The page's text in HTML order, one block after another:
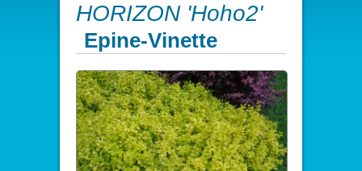
HORIZON 'Hoho2'
Epine-Vinette